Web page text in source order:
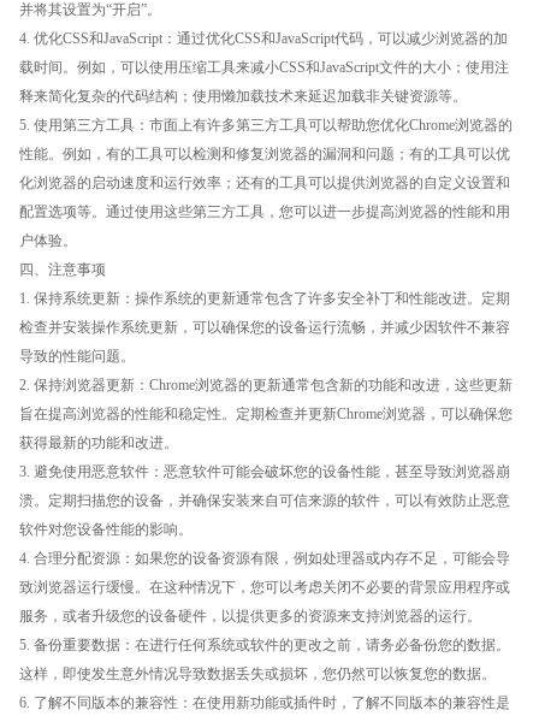
并将其设置为“开启”。
4. 优化CSS和JavaScript：通过优化CSS和JavaScript代码，可以减少浏览器的加
载时间。例如，可以使用压缩工具来减小CSS和JavaScript文件的大小；使用注
释来简化复杂的代码结构；使用懒加载技术来延迟加载非关键资源等。
5. 使用第三方工具：市面上有许多第三方工具可以帮助您优化Chrome浏览器的
性能。例如，有的工具可以检测和修复浏览器的漏洞和问题；有的工具可以优
化浏览器的启动速度和运行效率；还有的工具可以提供浏览器的自定义设置和
配置选项等。通过使用这些第三方工具，您可以进一步提高浏览器的性能和用
户体验。
四、注意事项
1. 保持系统更新：操作系统的更新通常包含了许多安全补丁和性能改进。定期
检查并安装操作系统更新，可以确保您的设备运行流畅，并减少因软件不兼容
导致的性能问题。
2. 保持浏览器更新：Chrome浏览器的更新通常包含新的功能和改进，这些更新
旨在提高浏览器的性能和稳定性。定期检查并更新Chrome浏览器，可以确保您
获得最新的功能和改进。
3. 避免使用恶意软件：恶意软件可能会破坏您的设备性能，甚至导致浏览器崩
溃。定期扫描您的设备，并确保安装来自可信来源的软件，可以有效防止恶意
软件对您设备性能的影响。
4. 合理分配资源：如果您的设备资源有限，例如处理器或内存不足，可能会导
致浏览器运行缓慢。在这种情况下，您可以考虑关闭不必要的背景应用程序或
服务，或者升级您的设备硬件，以提供更多的资源来支持浏览器的运行。
5. 备份重要数据：在进行任何系统或软件的更改之前，请务必备份您的数据。
这样，即使发生意外情况导致数据丢失或损坏，您仍然可以恢复您的数据。
6. 了解不同版本的兼容性：在使用新功能或插件时，了解不同版本的兼容性是